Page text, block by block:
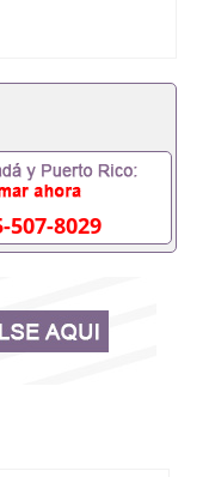
，毕业证成绩
职事业单位/国
在国内能用吗,
历认证吗,您是
您是否
551190476找
网上买文凭
学文凭可以打
可以办理澳洲毕
业证QQ微信
证封皮QQ微信
速拿到国外文
信551190476国
507-8029